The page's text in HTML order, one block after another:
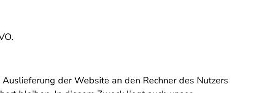
der Website an den Rechner des Nutzers